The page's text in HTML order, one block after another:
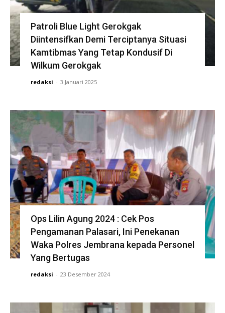
Patroli Blue Light Gerokgak
Diintensifkan Demi Terciptanya Situasi
Kamtibmas Yang Tetap Kondusif Di
Wilkum Gerokgak
redaksi - 3 Januari 2025
Ops Lilin Agung 2024 : Cek Pos
Pengamanan Palasari, Ini Penekanan
Waka Polres Jembrana kepada Personel
Yang Bertugas
redaksi - 23 Desember 2024